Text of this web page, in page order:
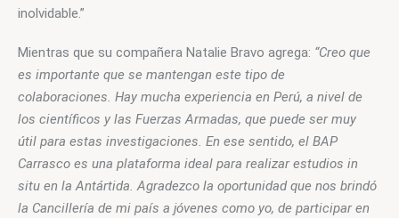
inolvidable.”
Mientras que su compañera Natalie Bravo agrega: “Creo que
es importante que se mantengan este tipo de
colaboraciones. Hay mucha experiencia en Perú, a nivel de
los científicos y las Fuerzas Armadas, que puede ser muy
útil para estas investigaciones. En ese sentido, el BAP
Carrasco es una plataforma ideal para realizar estudios in
situ en la Antártida. Agradezco la oportunidad que nos brindó
la Cancillería de mi país a jóvenes como yo, de participar en